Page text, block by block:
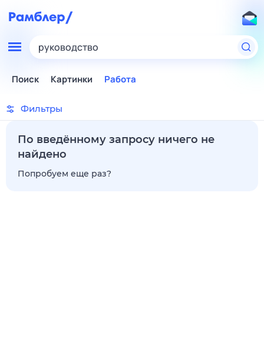
руководство
Поиск Картинки Работа
Фильтры
По введённому запросу ничего не
найдено
Попробуем еще раз?